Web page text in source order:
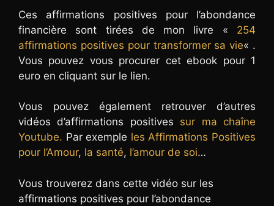
Ces affirmations positives pour l’abondance
financière sont tirées de mon livre « 254
affirmations positives pour transformer sa vie« .
Vous pouvez vous procurer cet ebook pour 1
euro en cliquant sur le lien.
Vous pouvez également retrouver d’autres
vidéos d’affirmations positives sur ma chaîne
Youtube. Par exemple les Affirmations Positives
pour l’Amour, la santé, l’amour de soi…
Vous trouverez dans cette vidéo sur les
affirmations positives pour l’abondance